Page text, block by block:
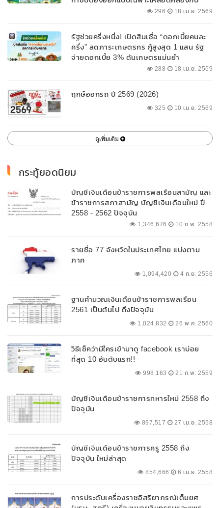
296 18 เม.ย. 2569
รัฐช่วยครึ่งหนึ่ง! เปิดสินเชื่อ “ดอกเบี้ยคนละ
ครึ่ง” ลดภาระเกษตรกร กู้สูงสุด 1 แสน รัฐ
จ่ายดอกเบี้ย 3% ดันเกษตรแม่นยำ
288 18 เม.ย. 2569
ฤกษ์ออกรถ ปี 2569 (2026)
325 10 เม.ย. 2569
ดูเพิ่มเติม
กระทู้ยอดนิยม
บัญชีเงินเดือนข้าราชการพลเรือนสามัญ และ
ข้าราชการสภาสามัญ บัญชีเงินเดือนใหม่ ปี
2558 - 2562 ปัจจุบัน
1,346,676 10 ก.พ. 2558
รายชื่อ 77 จังหวัดในประเทศไทย แบ่งตาม
ภาค
1,094,420 4 ก.ย. 2556
ฐานคำนวณเงินเดือนข้าราชการพลเรือน
2561 เป็นต้นไป ถึงปัจจุบัน
1,024,832 26 พ.ค. 2560
วิธีเช็คว่ามีใครเข้ามาดู facebook เราบ่อย
ที่สุด 10 อันดับแรก!!
998,163 21 ก.พ. 2559
บัญชีเงินเดือนข้าราชการทหารใหม่ 2558 ถึง
ปัจจุบัน
897,517 27 เม.ย. 2558
บัญชีเงินเดือนข้าราชการครู 2558 ถึง
ปัจจุบัน ใหม่ล่าสุด
854,666 6 เม.ย. 2558
การประดับเครื่องราชอิสริยาภรณ์เต็มยศ